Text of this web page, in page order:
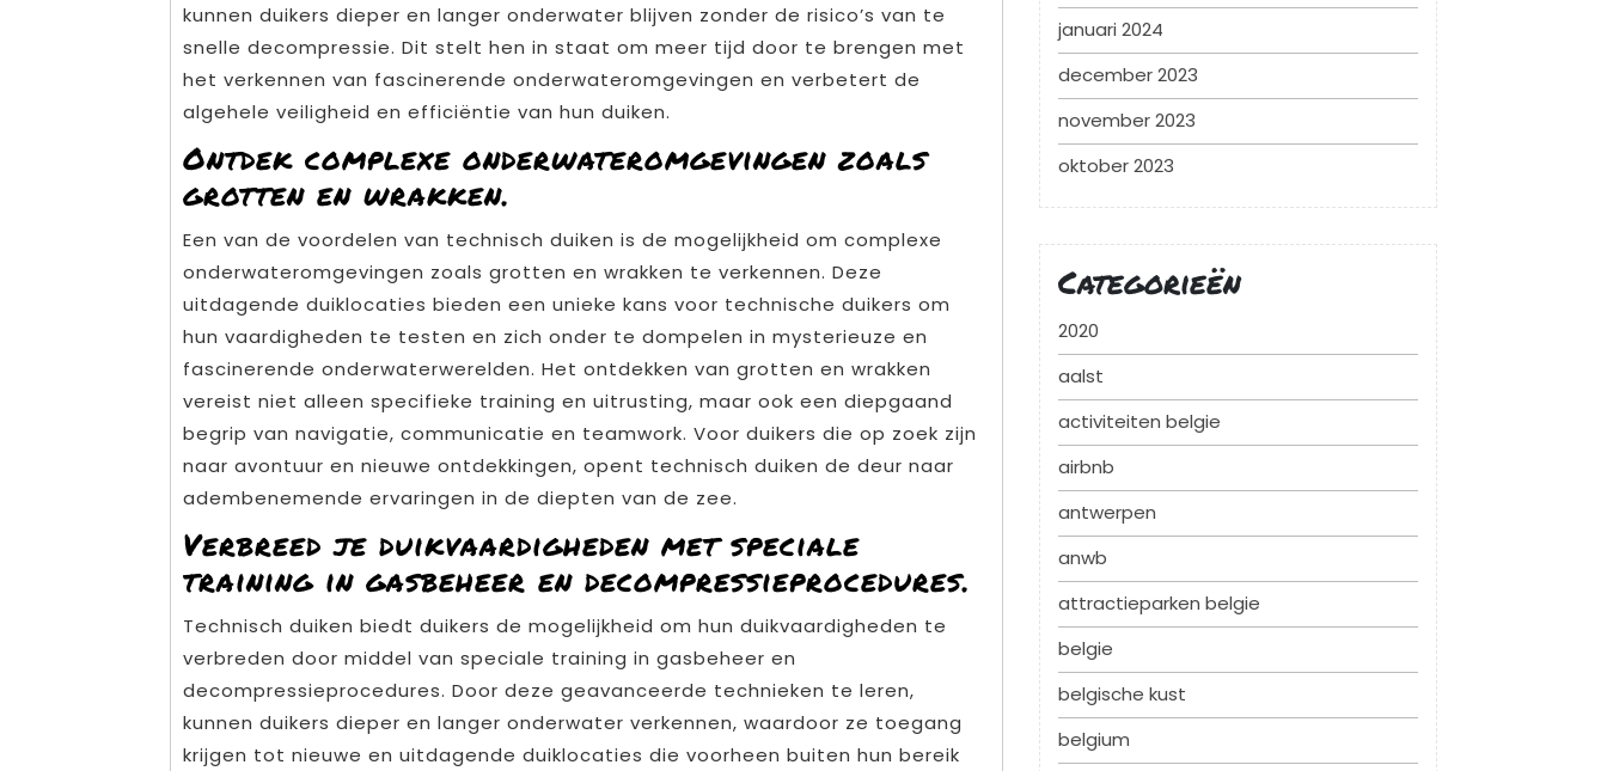
kunnen duikers dieper en langer onderwater blijven zonder de risico’s van te
snelle decompressie. Dit stelt hen in staat om meer tijd door te brengen met
het verkennen van fascinerende onderwateromgevingen en verbetert de
algehele veiligheid en efficiëntie van hun duiken.
Ontdek complexe onderwateromgevingen zoals
grotten en wrakken.
Een van de voordelen van technisch duiken is de mogelijkheid om complexe
onderwateromgevingen zoals grotten en wrakken te verkennen. Deze
uitdagende duiklocaties bieden een unieke kans voor technische duikers om
hun vaardigheden te testen en zich onder te dompelen in mysterieuze en
fascinerende onderwaterwerelden. Het ontdekken van grotten en wrakken
vereist niet alleen specifieke training en uitrusting, maar ook een diepgaand
begrip van navigatie, communicatie en teamwork. Voor duikers die op zoek zijn
naar avontuur en nieuwe ontdekkingen, opent technisch duiken de deur naar
adembenemende ervaringen in de diepten van de zee.
Verbreed je duikvaardigheden met speciale
training in gasbeheer en decompressieprocedures.
Technisch duiken biedt duikers de mogelijkheid om hun duikvaardigheden te
verbreden door middel van speciale training in gasbeheer en
decompressieprocedures. Door deze geavanceerde technieken te leren,
kunnen duikers dieper en langer onderwater verkennen, waardoor ze toegang
krijgen tot nieuwe en uitdagende duiklocaties die voorheen buiten hun bereik
januari 2024
december 2023
november 2023
oktober 2023
Categorieën
2020
aalst
activiteiten belgie
airbnb
antwerpen
anwb
attractieparken belgie
belgie
belgische kust
belgium